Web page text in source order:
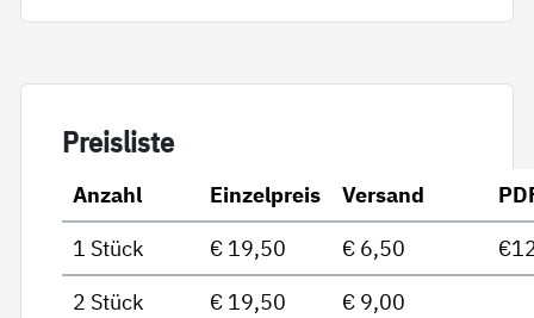
Preis­lis­te
Anzahl Einzelpreis Versand
1 Stück
€ 19,50 € 6,50
2 Stück
€ 19,50
€ 9,00